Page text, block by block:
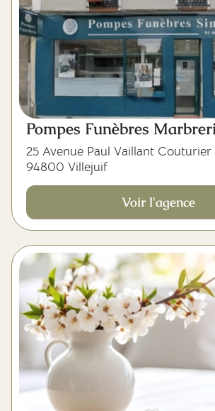
Pompes Funèbres
25 Avenue Paul Vaillant Couturier
94800 Villejuif
Voir l'agence